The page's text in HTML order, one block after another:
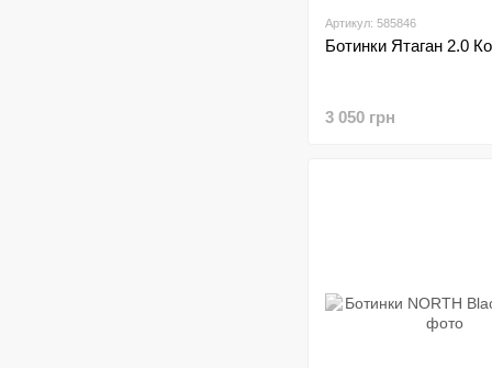
Артикул: 585846
Ботинки Ятаган 2.0
3 050 грн